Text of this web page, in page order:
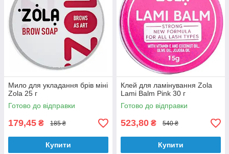
Мило для укладання брів міні
Zola 25 г
Готово до відправки
179,45 ₴ 185 ₴
Купити
Клей для ламінування Zola
Lami Balm Pink 30 г
Готово до відправки
523,80 ₴ 540 ₴
Купити